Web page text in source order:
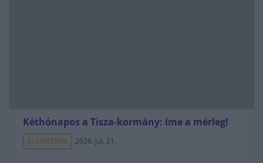
Kéthónapos a Tisza-kormány: íme a mérleg!
ELEMZÉSEK 2026. júl. 21.